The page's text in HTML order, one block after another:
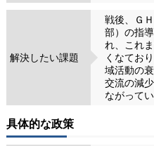
解決したい課題
戦後、Ｇ
部）の指
れ、これ
くなてお
域活動の
交流の減
ながってい
具体的な政策